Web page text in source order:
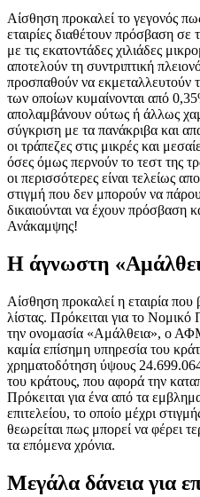
Αίσθηση προκαλεί το γεγονός
εταιρίες διαθέτουν πρόσβαση σε
με τις εκατοντάδες χιλιάδες
αποτελούν τη συντριπτική
προσπαθούν να εκμεταλλευτούν
των οποίων κυμαίνονται από
απολαμβάνουν ούτως ή άλλως
σύγκριση με τα πανάκριβα και
οι τράπεζες στις μικρές και
όσες όμως περνούν το τεστ της
οι περισσότερες είναι τελείως
στιγμή που δεν μπορούν να
δικαιούνται να έχουν πρόσβαση
Ανάκαμψης!
Η άγνωστη
Αίσθηση προκαλεί η εταιρία που
λίστας. Πρόκειται για το
την ονομασία «Αμάλθεια», ο
καμία επίσημη υπηρεσία του
χρηματοδότηση ύψους
του κράτους, που αφορά την
Πρόκειται για ένα από τα
επιτελείου, το οποίο μέχρι
θεωρείται πως μπορεί να φέρει
τα επόμενα χρόνια.
Μεγάλα δάνεια για